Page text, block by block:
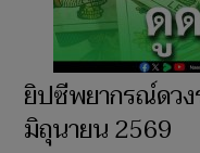
ยิปซีพยากรณ์ดว
มิถุนายน 2569